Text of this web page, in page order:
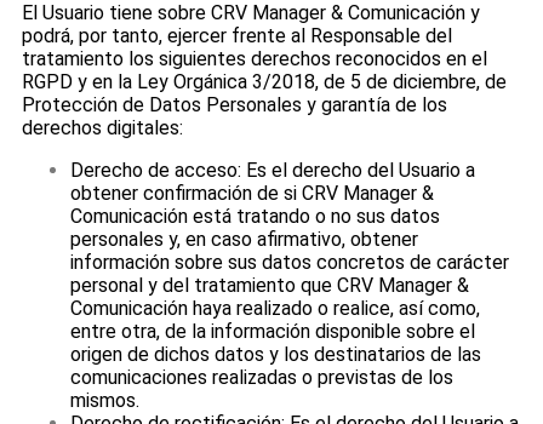
El Usuario tiene sobre CRV Manager & Comunicación y
podrá, por tanto, ejercer frente al Responsable del
tratamiento los siguientes derechos reconocidos en el
RGPD y en la Ley Orgánica 3/2018, de 5 de diciembre, de
Protección de Datos Personales y garantía de los
derechos digitales:
Derecho de acceso: Es el derecho del Usuario a
obtener confirmación de si CRV Manager &
Comunicación está tratando o no sus datos
personales y, en caso afirmativo, obtener
información sobre sus datos concretos de carácter
personal y del tratamiento que CRV Manager &
Comunicación haya realizado o realice, así como,
entre otra, de la información disponible sobre el
origen de dichos datos y los destinatarios de las
comunicaciones realizadas o previstas de los
mismos.